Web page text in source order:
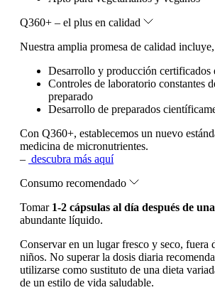
Q360+ – el plus en calidad
Nuestra amplia promesa de calidad
Desarrollo y producción certificados
Controles de laboratorio constantes
preparado
Desarrollo de preparados
Con Q360+, establecemos un nuevo
medicina de micronutrientes.
– descubra más aquí
Consumo recomendado
Tomar 1-2 cápsulas al día después de
abundante líquido.
Conservar en un lugar fresco y seco, fuera
niños. No superar la dosis diaria
utilizarse como sustituto de una dieta
de un estilo de vida saludable.